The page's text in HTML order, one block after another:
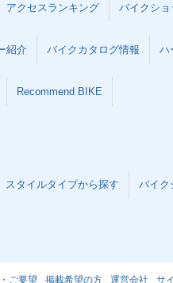
アクセスランキング バイクシ
紹介 バイクカタログ情報 ハ
Recommend BIKE
スタイルタイプから探す バイク
ご要望 掲載希望の方 運営会社 サ